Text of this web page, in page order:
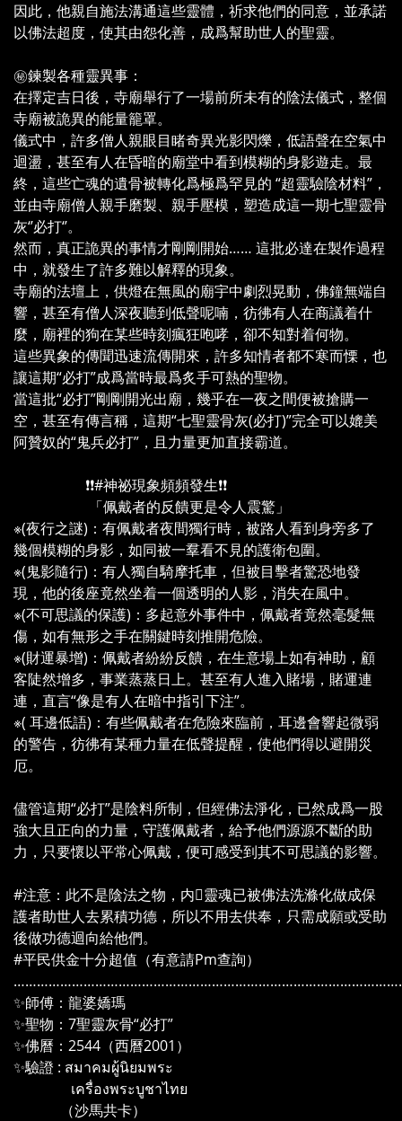
因此，他親自施法溝通這些靈體，祈求他們的同意，並承諾
以佛法超度，使其由怨化善，成爲幫助世人的聖靈。
㊙️鍊製各種靈異事：
在擇定吉日後，寺廟舉行了一場前所未有的陰法儀式，整個
寺廟被詭異的能量籠罩。
儀式中，許多僧人親眼目睹奇異光影閃爍，低語聲在空氣中
迴盪，甚至有人在昏暗的廟堂中看到模糊的身影遊走。最
終，這些亡魂的遺骨被轉化爲極爲罕見的 “超靈驗陰材料”，
並由寺廟僧人親手磨製、親手壓模，塑造成這一期七聖靈骨
灰‘’必打‘’。
然而，真正詭異的事情才剛剛開始…… 這批必達在製作過程
中，就發生了許多難以解釋的現象。
寺廟的法壇上，供燈在無風的廟宇中劇烈晃動，佛鐘無端自
響，甚至有僧人深夜聽到低聲呢喃，彷彿有人在商議着什
麼，廟裡的狗在某些時刻瘋狂咆哮，卻不知對着何物。
這些異象的傳聞迅速流傳開來，許多知情者都不寒而慄，也
讓這期“必打”成爲當時最爲炙手可熱的聖物。
當這批“必打”剛剛開光出廟，幾乎在一夜之間便被搶購一
空，甚至有傳言稱，這期“七聖靈骨灰(必打)”完全可以媲美
阿贊奴的“鬼兵必打”，且力量更加直接霸道。
❗❗#神祕現象頻頻發生❗❗
「佩戴者的反饋更是令人震驚」
※(夜行之謎)：有佩戴者夜間獨行時，被路人看到身旁多了
幾個模糊的身影，如同被一羣看不見的護衛包圍。
※(鬼影隨行)：有人獨自騎摩托車，但被目擊者驚恐地發
現，他的後座竟然坐着一個透明的人影，消失在風中。
※(不可思議的保護)：多起意外事件中，佩戴者竟然毫髮無
傷，如有無形之手在關鍵時刻推開危險。
※(財運暴增)：佩戴者紛紛反饋，在生意場上如有神助，顧
客陡然增多，事業蒸蒸日上。甚至有人進入賭場，賭運連
連，直言“像是有人在暗中指引下注”。
※( 耳邊低語)：有些佩戴者在危險來臨前，耳邊會響起微弱
的警告，彷彿有某種力量在低聲提醒，使他們得以避開災
厄。
儘管這期“必打”是陰料所制，但經佛法淨化，已然成爲一股
強大且正向的力量，守護佩戴者，給予他們源源不斷的助
力，只要懷以平常心佩戴，便可感受到其不可思議的影響。
#注意：此不是陰法之物，内靈魂已被佛法洗滌化做成保
護者助世人去累積功德，所以不用去供奉，只需成願或受助
後做功德迴向給他們。
#平民供金十分超值（有意請Pm查詢）
✨師傅：龍婆嬌瑪
✨聖物：7聖靈灰骨“必打”
✨佛曆：2544（西曆2001）
✨驗證 : สมาคมผู้นิยมพระ
เครื่องพระบูชาไทย
（沙馬共卡）